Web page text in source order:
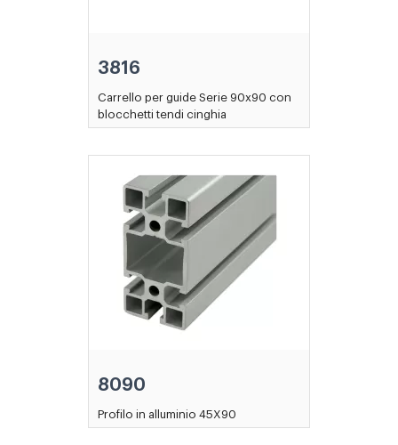
3816
Carrello per guide Serie 90x90 con
blocchetti tendi cinghia
8090
Profilo in alluminio 45X90